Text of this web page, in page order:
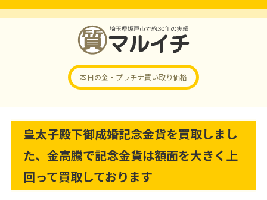
本日の金・プラチナ買い取り価格
皇太子殿下御成婚記念金貨を買取しまし
た、金高騰で記念金貨は額面を大きく上
回って買取しております